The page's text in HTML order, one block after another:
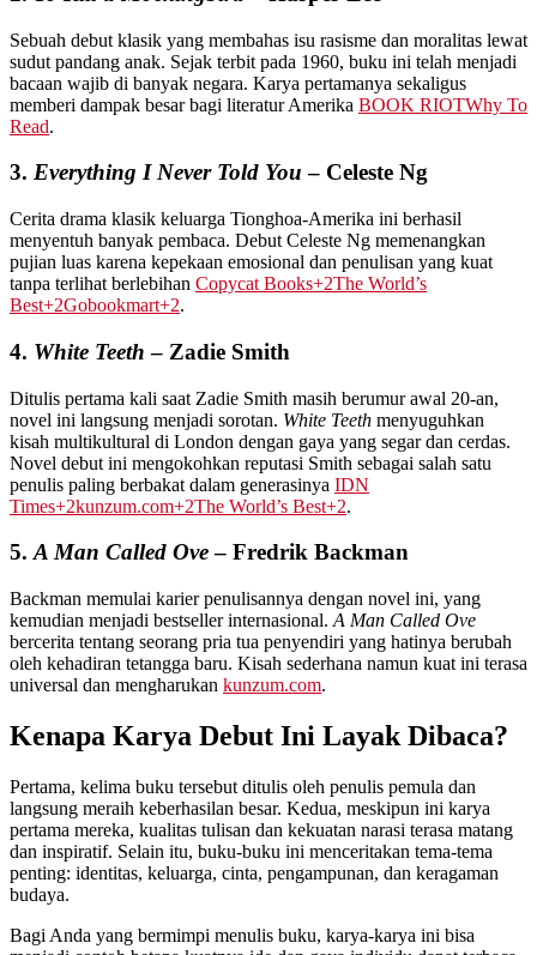
Sebuah debut klasik yang membahas isu rasisme dan moralitas lewat
sudut pandang anak. Sejak terbit pada 1960, buku ini telah menjadi
bacaan wajib di banyak negara. Karya pertamanya sekaligus
memberi dampak besar bagi literatur Amerika BOOK RIOTWhy To
Read.
3. Everything I Never Told You – Celeste Ng
Cerita drama klasik keluarga Tionghoa-Amerika ini berhasil
menyentuh banyak pembaca. Debut Celeste Ng memenangkan
pujian luas karena kepekaan emosional dan penulisan yang kuat
tanpa terlihat berlebihan Copycat Books+2The World’s
Best+2Gobookmart+2.
4. White Teeth – Zadie Smith
Ditulis pertama kali saat Zadie Smith masih berumur awal 20-an,
novel ini langsung menjadi sorotan. White Teeth menyuguhkan
kisah multikultural di London dengan gaya yang segar dan cerdas.
Novel debut ini mengokohkan reputasi Smith sebagai salah satu
penulis paling berbakat dalam generasinya IDN
Times+2kunzum.com+2The World’s Best+2.
5.A Man Called Ove– Fredrik Backman
Backman memulai karier penulisannya dengan novel ini, yang
kemudian menjadi bestseller internasional. A Man Called Ove
bercerita tentang seorang pria tua penyendiri yang hatinya berubah
oleh kehadiran tetangga baru. Kisah sederhana namun kuat ini terasa
universal dan mengharukan kunzum.com.
Kenapa Karya Debut Ini Layak Dibaca?
Pertama, kelima buku tersebut ditulis oleh penulis pemula dan
langsung meraih keberhasilan besar. Kedua, meskipun ini karya
pertama mereka, kualitas tulisan dan kekuatan narasi terasa matang
dan inspiratif. Selain itu, buku-buku ini menceritakan tema-tema
penting: identitas, keluarga, cinta, pengampunan, dan keragaman
budaya.
Bagi Anda yang bermimpi menulis buku, karya-karya ini bisa